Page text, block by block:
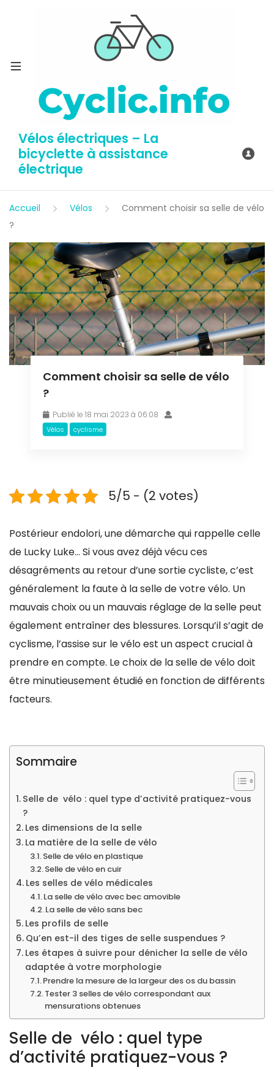
Vélos électriques – La
bicyclette à assistance
électrique
Accueil Vélos
Comment choisir sa selle de vélo
?
Comment choisir sa selle de vélo
?
Publié le 18 mai 2023 à 06:08
Vélos cyclisme
5/5 - (2 votes)
Postérieur endolori, une démarche qui rappelle celle
de Lucky Luke… Si vous avez déjà vécu ces
désagréments au retour d’une sortie cycliste, c’est
généralement la faute à la selle de votre vélo. Un
mauvais choix ou un mauvais réglage de la selle peut
également entraîner des blessures. Lorsqu’il s’agit de
cyclisme, l’assise sur le vélo est un aspect crucial à
prendre en compte. Le choix de la selle de vélo doit
être minutieusement étudié en fonction de différents
facteurs.
Sommaire
Selle de vélo : quel type d’activité pratiquez-vous
?
Les dimensions de la selle
La matière de la selle de vélo
Selle de vélo en plastique
Selle de vélo en cuir
Les selles de vélo médicales
La selle de vélo avec bec amovible
La selle de vélo sans bec
Les profils de selle
Qu’en est-il des tiges de selle suspendues ?
Les étapes à suivre pour dénicher la selle de vélo
adaptée à votre morphologie
Prendre la mesure de la largeur des os du bassin
Tester 3 selles de vélo correspondant aux
mensurations obtenues
Selle de vélo : quel type
d’activité pratiquez-vous ?